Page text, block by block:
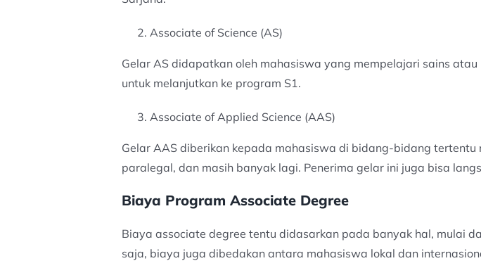
Associate of Science (AS)
Gelar AS didapatkan oleh mahasiswa yang mempelajari sains
untuk melanjutkan ke program S1.
Associate of Applied Science (AAS)
Gelar AAS diberikan kepada mahasiswa di bidang-bidang
paralegal, dan masih banyak lagi. Penerima gelar ini juga bisa
Biaya Program Associate Degree
Biaya associate degree tentu didasarkan pada banyak hal, mulai
saja, biaya juga dibedakan antara mahasiswa lokal dan